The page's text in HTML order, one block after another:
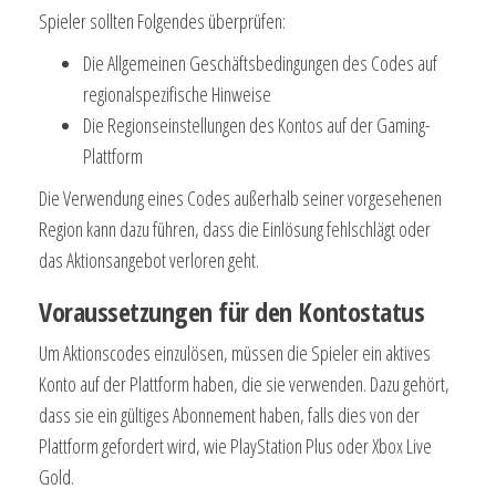
Spieler sollten Folgendes überprüfen:
Die Allgemeinen Geschäftsbedingungen des Codes auf
regionalspezifische Hinweise
Die Regionseinstellungen des Kontos auf der Gaming-
Plattform
Die Verwendung eines Codes außerhalb seiner vorgesehenen
Region kann dazu führen, dass die Einlösung fehlschlägt oder
das Aktionsangebot verloren geht.
Voraussetzungen für den Kontostatus
Um Aktionscodes einzulösen, müssen die Spieler ein aktives
Konto auf der Plattform haben, die sie verwenden. Dazu gehört,
dass sie ein gültiges Abonnement haben, falls dies von der
Plattform gefordert wird, wie PlayStation Plus oder Xbox Live
Gold.